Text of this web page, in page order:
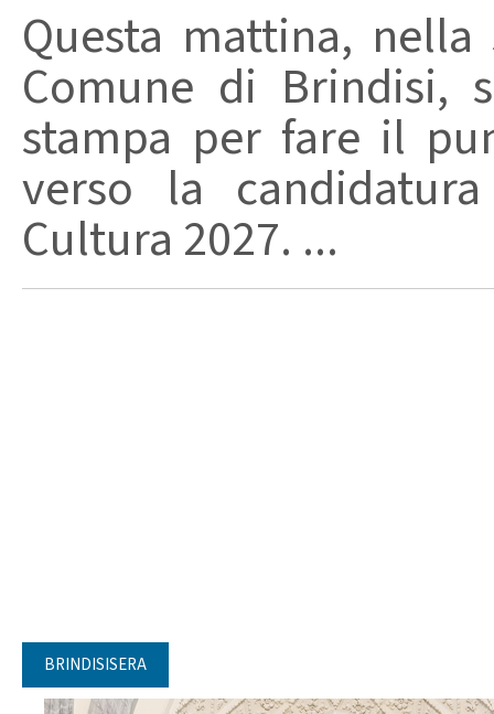
Questa mattina,
Comune di Brindisi,
stampa per fare il
verso la
Cultura 2027. ...
BRINDISISERA